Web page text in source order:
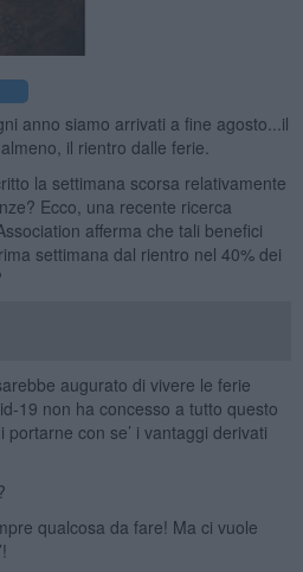
anno siamo arrivati a fine agosto...il
il rientro dalle ferie.
la settimana scorsa relativamente
Ecco, una recente ricerca
afferma che tali benefici
settimana dal rientro nel 40% dei
augurato di vivere le ferie
19 non ha concesso a tutto questo
con se’ i vantaggi derivati
qualcosa da fare! Ma ci vuole